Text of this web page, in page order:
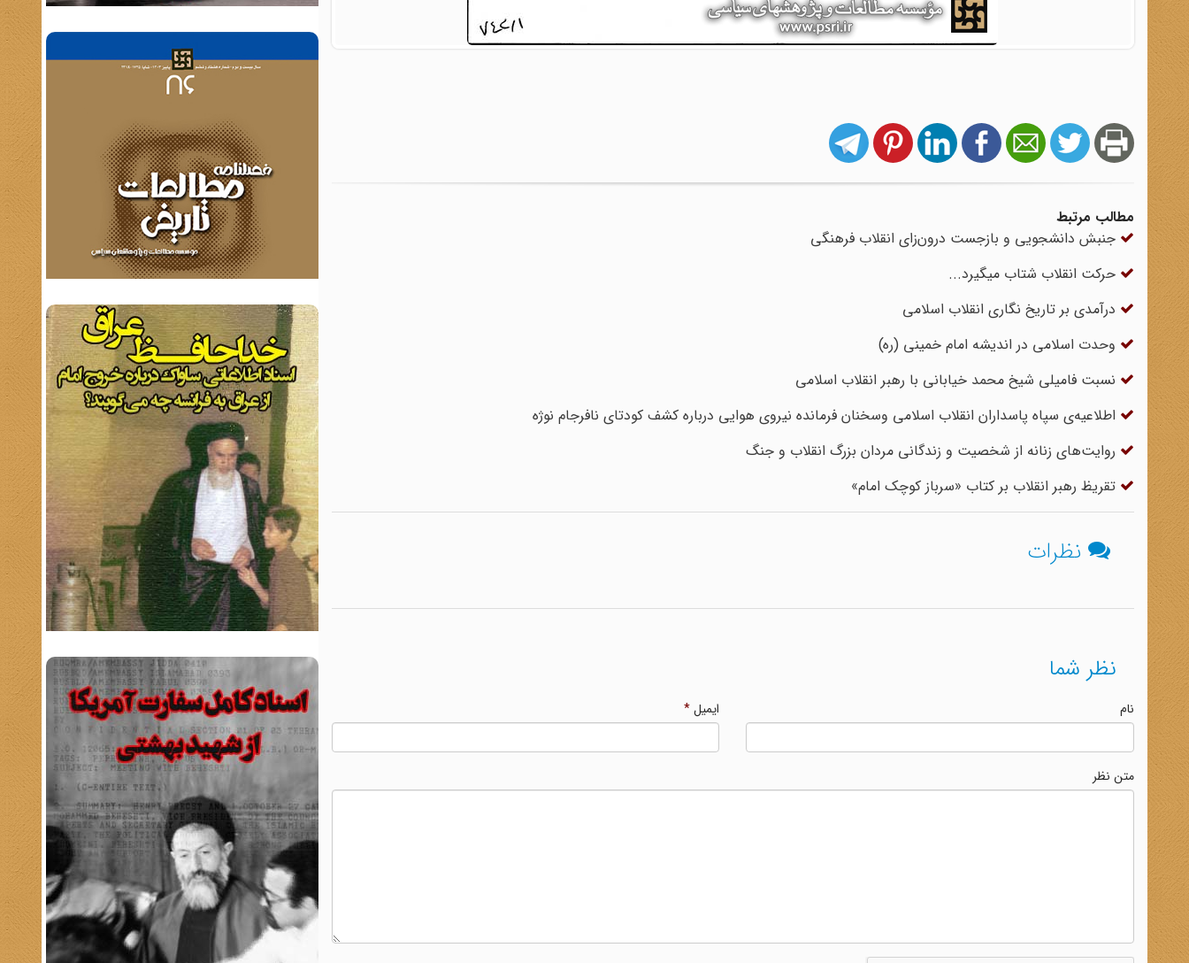
مطالب مرتبط
جنبش دانشجویی و بازجست درون‌زای انقلاب فرهنگی
حرکت انقلاب شتاب میگیرد...
درآمدی بر تاریخ نگاری انقلاب اسلامی
وحدت اسلامی در اندیشه امام خمینی (ره)
نسبت فامیلی شیخ محمد خیابانی با رهبر انقلاب اسلامی
اطلاعیه‌‌ی سپاه پاسداران انقلاب اسلامی وسخنان فرمانده نیروی هوایی درباره‌ کشف کودتای نافرجام نوژه
روایت‌های زنانه از شخصیت و زندگانی مردان بزرگ انقلاب و جنگ
تقریظ رهبر انقلاب بر کتاب «سرباز کوچک امام»
نظرات
نظر شما
نام ایمیل*
متن نظر